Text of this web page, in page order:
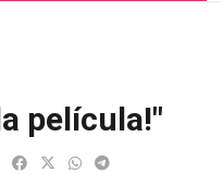
película!"